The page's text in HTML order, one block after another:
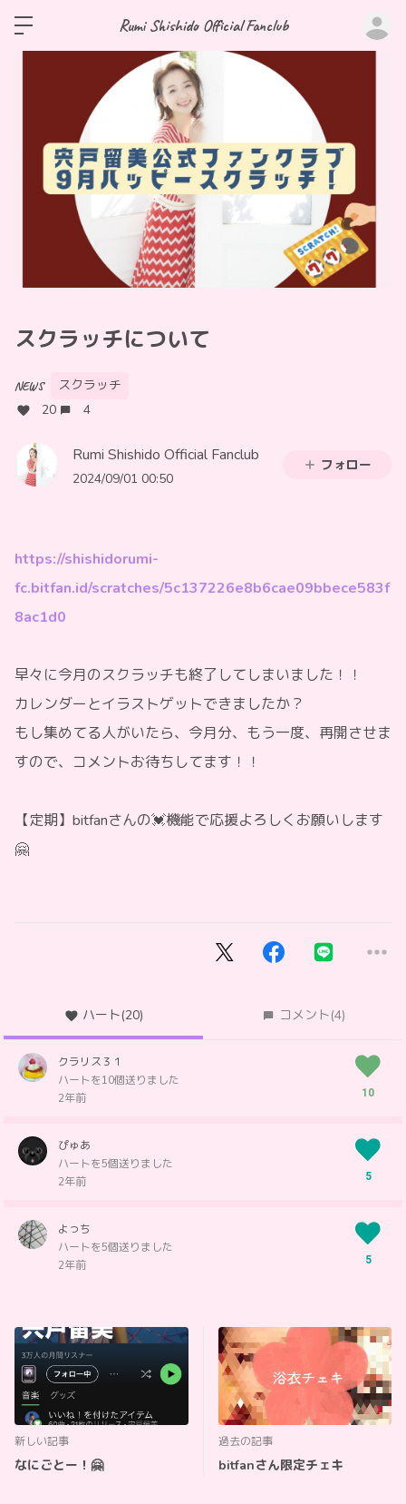
Rumi Shishido Official Fanclub
スクラッチについて
NEWS
スクラッチ
20
4
Rumi Shishido Official Fanclub
2024/09/01 00:50
フォロー
https://shishidorumi-
fc.bitfan.id/scratches/5c137226e8b6cae09bbece583f
8ac1d0
早々に今月のスクラッチも終了してしまいました！！
カレンダーとイラストゲットできましたか？
もし集めてる人がいたら、今月分、もう一度、再開させま
すので、コメントお待ちしてます！！
【定期】bitfanさんの💓機能で応援よろしくお願いします
🤗
ハート(20) コメント(4)
クラリス３１
ハートを10個送りました
2年前
10
ぴゅあ
ハートを5個送りました
2年前
5
よっち
ハートを5個送りました
2年前
5
新しい記事
なにごとー！🤗
過去の記事
bitfanさん限定チェキ